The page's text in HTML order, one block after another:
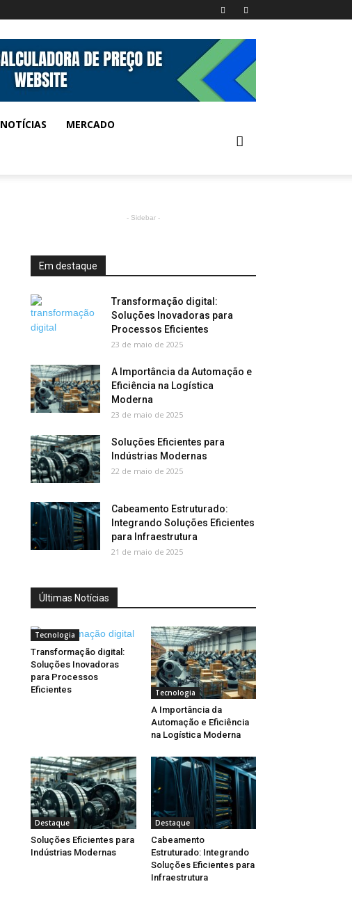
NOTÍCIAS MERCADO
- Sidebar -
Em destaque
Transformação digital:
Soluções Inovadoras para
Processos Eficientes
23 de maio de 2025
A Importância da Automação e
Eficiência na Logística
Moderna
23 de maio de 2025
Soluções Eficientes para
Indústrias Modernas
22 de maio de 2025
Cabeamento Estruturado:
Integrando Soluções Eficientes
para Infraestrutura
21 de maio de 2025
Últimas Notícias
Tecnologia
Transformação digital:
Soluções Inovadoras
para Processos
Eficientes
Tecnologia
A Importância da
Automação e Eficiência
na Logística Moderna
Destaque
Soluções Eficientes para
Indústrias Modernas
Destaque
Cabeamento
Estruturado: Integrando
Soluções Eficientes para
Infraestrutura